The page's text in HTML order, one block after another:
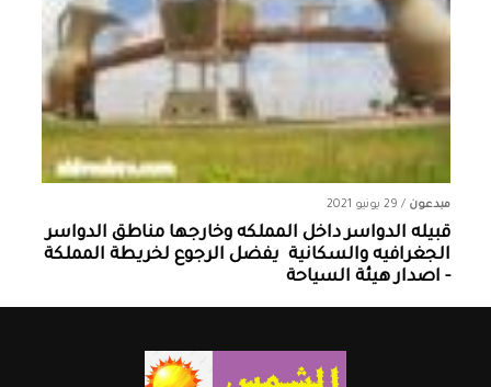
مبدعون / 29 يونيو 2021
قبيله الدواسر داخل المملكه وخارجها ‏مناطق الدواسر
الجغرافيه والسكانية ‏ يفضل الرجوع لخريطة المملكة
- اصدار هيئة السياحة